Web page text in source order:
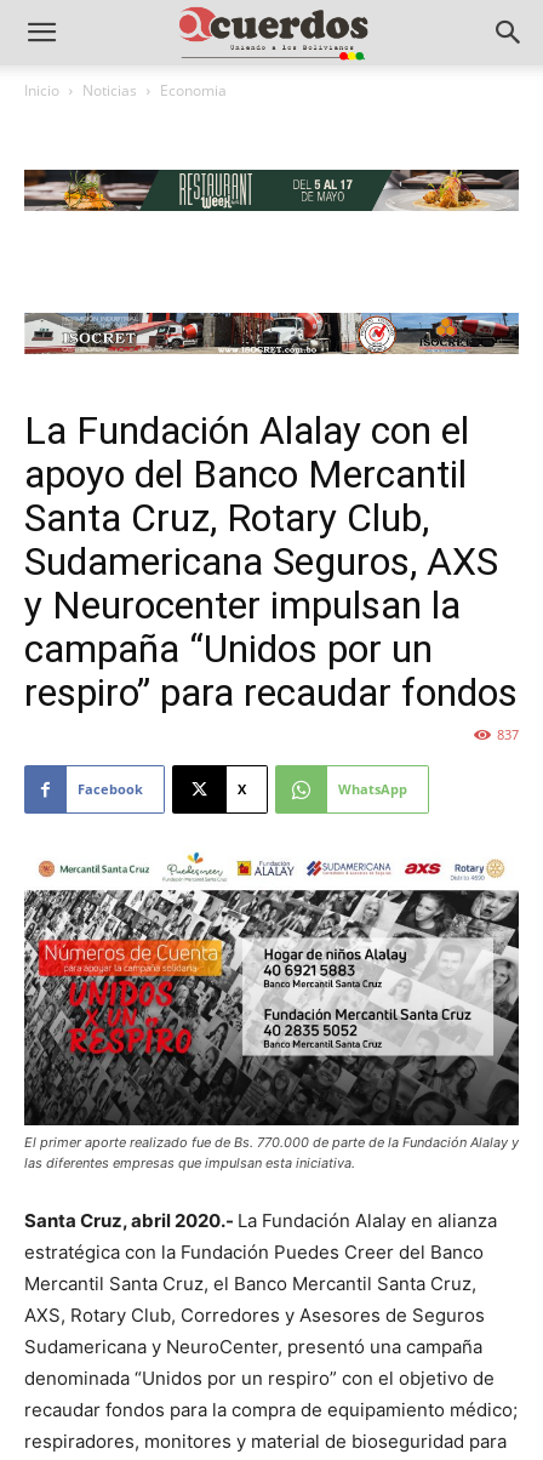
Inicio Noticias Economia
La Fundación Alalay con el
apoyo del Banco Mercantil
Santa Cruz, Rotary Club,
Sudamericana Seguros, AXS
y Neurocenter impulsan la
campaña “Unidos por un
respiro” para recaudar fondos
837
Facebook X WhatsApp
El primer aporte realizado fue de Bs. 770.000 de parte de la Fundación Alalay y
las diferentes empresas que impulsan esta iniciativa.
Santa Cruz, abril 2020.- La Fundación Alalay en alianza
estratégica con la Fundación Puedes Creer del Banco
Mercantil Santa Cruz, el Banco Mercantil Santa Cruz,
AXS, Rotary Club, Corredores y Asesores de Seguros
Sudamericana y NeuroCenter, presentó una campaña
denominada “Unidos por un respiro” con el objetivo de
recaudar fondos para la compra de equipamiento médico;
respiradores, monitores y material de bioseguridad para